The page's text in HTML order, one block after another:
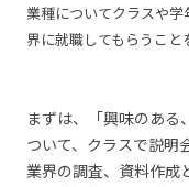
業種についてクラスや
界に就職してもらうこと
まずは、「興味のある
ついて、クラスで説明
業界の調査、資料作成